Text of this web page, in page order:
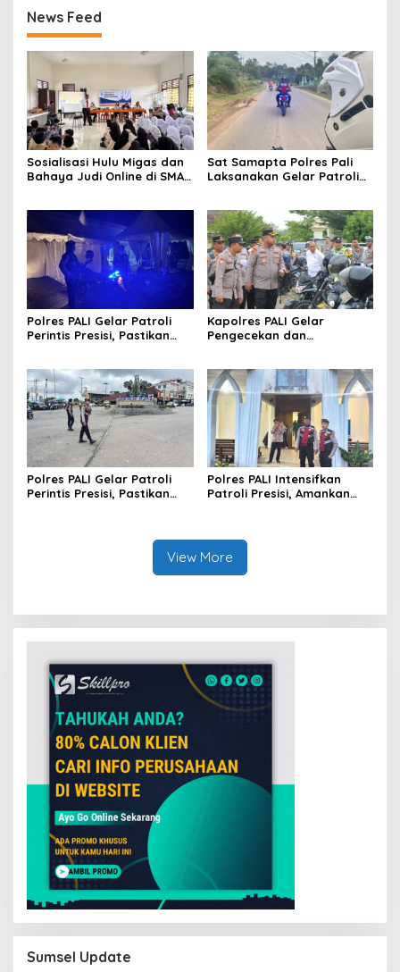
News Feed
Sosialisasi Hulu Migas dan
Bahaya Judi Online di SMAN
Sat Samapta Polres Pali
Laksanakan Gelar Patroli
Polres Pali
Polres PALI Gelar Patroli
Perintis Presisi, Pastikan
Kapolres PALI Gelar
Pengecekan dan
Operasional 2025
Polres PALI Gelar Patroli
Perintis Presisi, Pastikan
Polres PALI Intensifkan
Patroli Presisi, Amankan
View More
Sumsel Update